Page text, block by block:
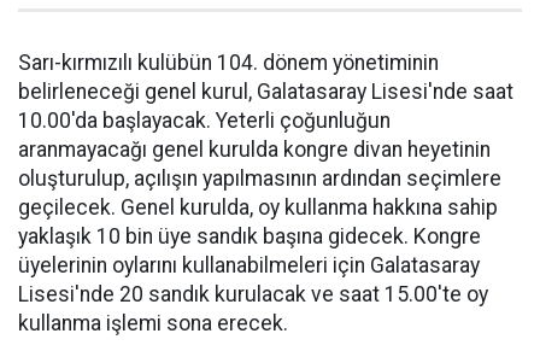
Sarı-kırmızılı kulübün 104. dönem yönetiminin
belirleneceği genel kurul, Galatasaray Lisesi'nde saat
10.00'da başlayacak. Yeterli çoğunluğun
aranmayacağı genel kurulda kongre divan heyetinin
oluşturulup, açılışın yapılmasının ardından seçimlere
geçilecek. Genel kurulda, oy kullanma hakkına sahip
yaklaşık 10 bin üye sandık başına gidecek. Kongre
üyelerinin oylarını kullanabilmeleri için Galatasaray
Lisesi'nde 20 sandık kurulacak ve saat 15.00'te oy
kullanma işlemi sona erecek.